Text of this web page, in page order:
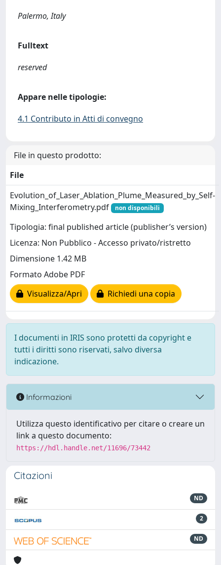
Palermo, Italy
Fulltext
reserved
Appare nelle tipologie:
4.1 Contributo in Atti di convegno
File in questo prodotto:
File
Evolution_of_Laser_Ablation_Plume_Measured_by_Self-
Mixing_Interferometry.pdf
non disponibili
Tipologia: final published article (publisher’s version)
Licenza: Non Pubblico - Accesso privato/ristretto
Dimensione 1.42 MB
Formato Adobe PDF
Visualizza/Apri
Richiedi una copia
I documenti in IRIS sono protetti da copyright e
tutti i diritti sono riservati, salvo diversa
indicazione.
Informazioni
Utilizza questo identificativo per citare o creare un
link a questo documento:
https://hdl.handle.net/11696/73442
Citazioni
ND
2
ND